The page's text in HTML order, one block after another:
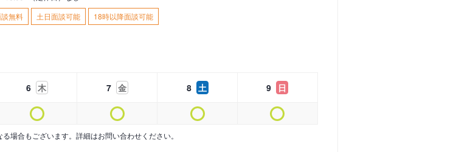
無料 土日面談可能 18時以降面談可能
6 木 7 金 8 土 9 日
場合もございます。詳細はお問い合わせください。